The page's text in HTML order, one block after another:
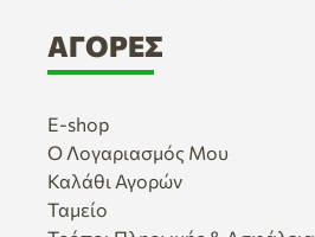
ΑΓΟΡΈΣ
E-shop
Ο Λογαριασμός Μου
Καλάθι Αγορών
Ταμείο